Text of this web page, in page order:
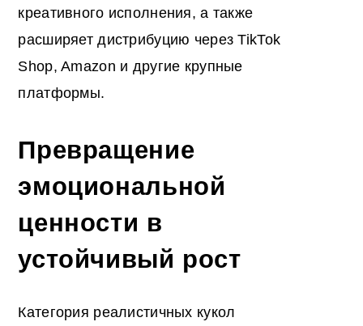
креативного исполнения, а также
расширяет дистрибуцию через TikTok
Shop, Amazon и другие крупные
платформы.
Превращение
эмоциональной
ценности в
устойчивый рост
Категория реалистичных кукол